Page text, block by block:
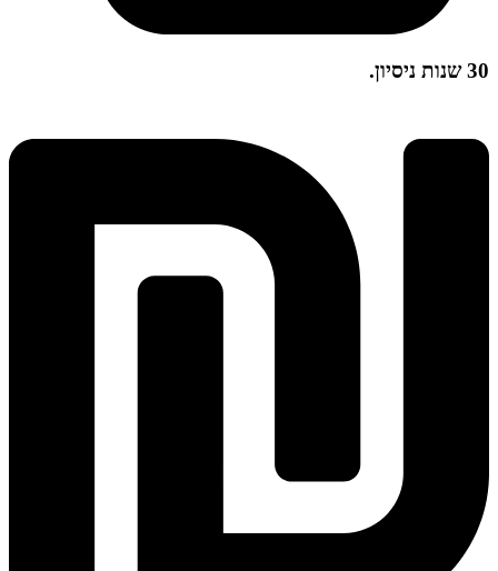
30 שנות ניסיון.